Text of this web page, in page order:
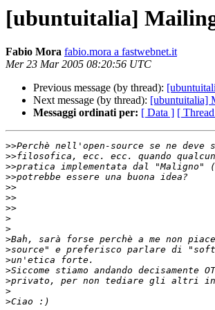
[ubuntuitalia]
Fabio Mora fabio.mora a fastwebnet.it
Mer 23 Mar 2005 08:20:56 UTC
Previous message (by thread):
Next message (by thread): [ubuntuitalia]
Messaggi ordinati per: [ Data ] [
>>
>>
>>
>>
>>
>>
>>
>
>
>
>
>
>
>
>
>